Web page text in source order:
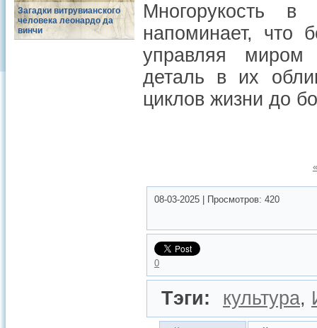
Загадки витрувианского
человека леонардо да
винчи
Многорукость
напоминает, что
управляя миром
деталь в их
циклов жизни до
08-03-2025 Просмотров: 420
0
Тэги: культура,